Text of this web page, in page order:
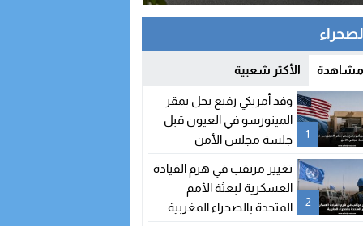
مشاهدة الأكثر شعبية
1
وفد أمريكي رفيع يحل بمقر
المينورسو في العيون قبل
جلسة مجلس الأمن
2
تغيير مرتقب في هرم القيادة
العسكرية لبعثة الأمم
المتحدة بالصحراء المغربية